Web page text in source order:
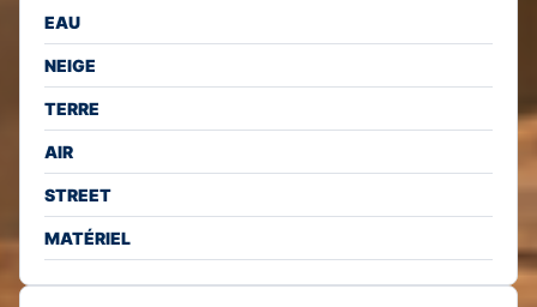
EAU
NEIGE
TERRE
AIR
STREET
MATÉRIEL